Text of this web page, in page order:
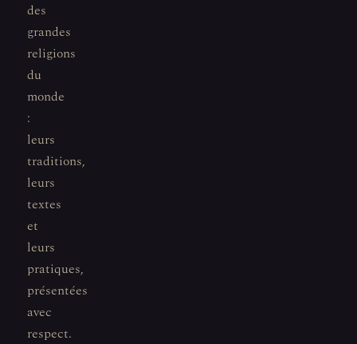
des
grandes
religions
du
monde
:
leurs
traditions,
leurs
textes
et
leurs
pratiques,
présentées
avec
respect.